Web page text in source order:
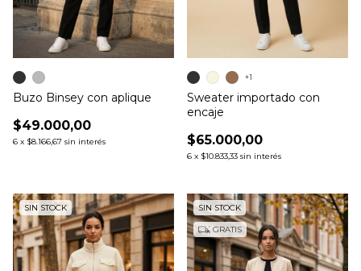
Buzo Binsey con aplique
$49.000,00
6 x $8.166,67 sin interés
Sweater importado con
encaje
$65.000,00
6 x $10.833,33 sin interés
+1
SIN STOCK SIN STOCK
GRATIS